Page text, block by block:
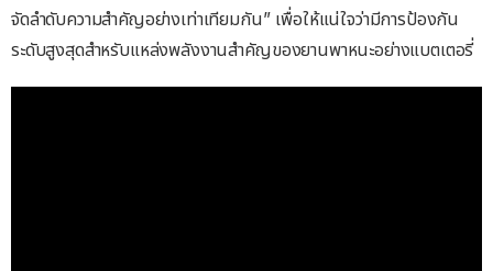
จัดลําดับความสําคัญอย่างเท่าเทียมกัน” เพื่อให้แน่ใจว่ามีการป้องกัน
ระดับสูงสุดสําหรับแหล่งพลังงานสำคัญของยานพาหนะอย่างแบตเตอรี่